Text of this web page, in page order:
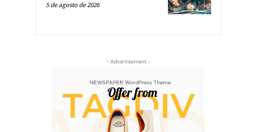
5 de agosto de 2026
- Advertisement -